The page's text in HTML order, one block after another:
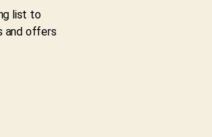
list to
and offers